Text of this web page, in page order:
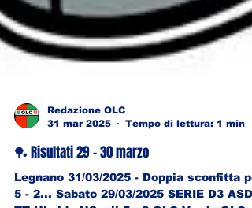
Redazione OLC
31 mar 2025
Tempo di lettura: 1 min
🏓 Risultati 29 - 30 marzo